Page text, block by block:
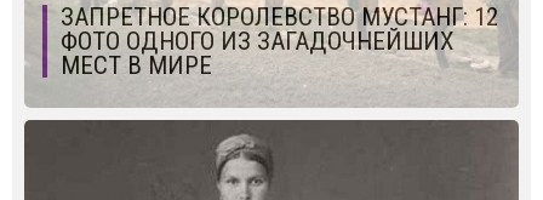
ЗАПРЕТНОЕ КОРОЛЕВСТВО МУСТАНГ: 12
ФОТО ОДНОГО ИЗ ЗАГАДОЧНЕЙШИХ
МЕСТ В МИРЕ